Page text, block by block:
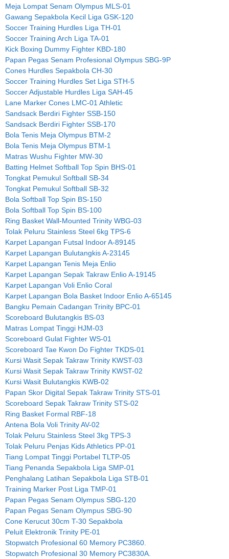
Meja Lompat Senam Olympus MLS-01
Gawang Sepakbola Kecil Liga GSK-120
Soccer Training Hurdles Liga TH-01
Soccer Training Arch Liga TA-01
Kick Boxing Dummy Fighter KBD-180
Papan Pegas Senam Profesional Olympus SBG-9P
Cones Hurdles Sepakbola CH-30
Soccer Training Hurdles Set Liga STH-5
Soccer Adjustable Hurdles Liga SAH-45
Lane Marker Cones LMC-01 Athletic
Sandsack Berdiri Fighter SSB-150
Sandsack Berdiri Fighter SSB-170
Bola Tenis Meja Olympus BTM-2
Bola Tenis Meja Olympus BTM-1
Matras Wushu Fighter MW-30
Batting Helmet Softball Top Spin BHS-01
Tongkat Pemukul Softball SB-34
Tongkat Pemukul Softball SB-32
Bola Softball Top Spin BS-150
Bola Softball Top Spin BS-100
Ring Basket Wall-Mounted Trinity WBG-03
Tolak Peluru Stainless Steel 6kg TPS-6
Karpet Lapangan Futsal Indoor A-89145
Karpet Lapangan Bulutangkis A-23145
Karpet Lapangan Tenis Meja Enlio
Karpet Lapangan Sepak Takraw Enlio A-19145
Karpet Lapangan Voli Enlio Coral
Karpet Lapangan Bola Basket Indoor Enlio A-65145
Bangku Pemain Cadangan Trinity BPC-01
Scoreboard Bulutangkis BS-03
Matras Lompat Tinggi HJM-03
Scoreboard Gulat Fighter WS-01
Scoreboard Tae Kwon Do Fighter TKDS-01
Kursi Wasit Sepak Takraw Trinity KWST-03
Kursi Wasit Sepak Takraw Trinity KWST-02
Kursi Wasit Bulutangkis KWB-02
Papan Skor Digital Sepak Takraw Trinity STS-01
Scoreboard Sepak Takraw Trinity STS-02
Ring Basket Formal RBF-18
Antena Bola Voli Trinity AV-02
Tolak Peluru Stainless Steel 3kg TPS-3
Tolak Peluru Penjas Kids Athletics PP-01
Tiang Lompat Tinggi Portabel TLTP-05
Tiang Penanda Sepakbola Liga SMP-01
Penghalang Latihan Sepakbola Liga STB-01
Training Marker Post Liga TMP-01
Papan Pegas Senam Olympus SBG-120
Papan Pegas Senam Olympus SBG-90
Cone Kerucut 30cm T-30 Sepakbola
Peluit Elektronik Trinity PE-01
Stopwatch Profesional 60 Memory PC3860.
Stopwatch Profesional 30 Memory PC3830A.